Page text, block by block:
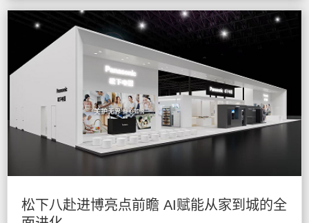
松下八赴进博亮点前瞻 AI赋能从家到城的全